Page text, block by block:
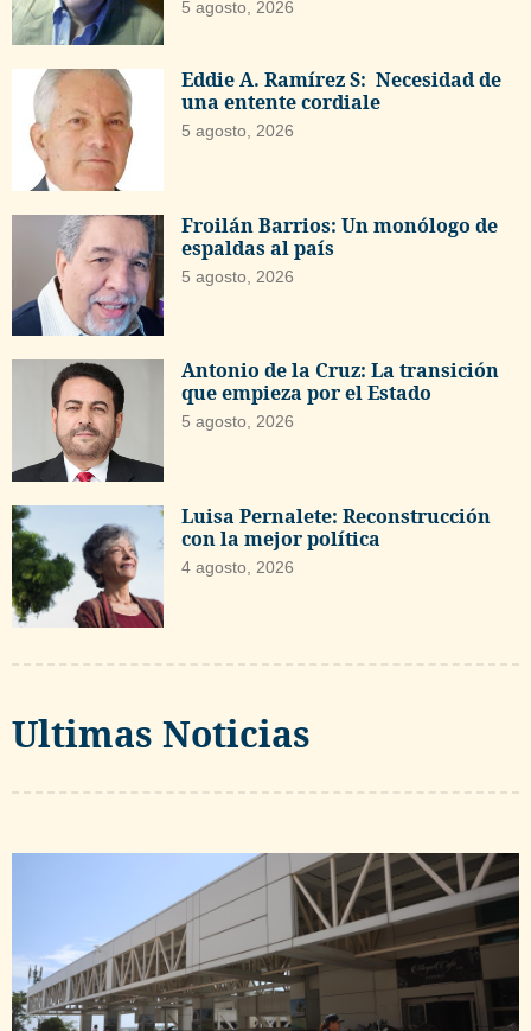
5 agosto, 2026
Eddie A. Ramírez S: Necesidad de
una entente cordiale
5 agosto, 2026
Froilán Barrios: Un monólogo de
espaldas al país
5 agosto, 2026
Antonio de la Cruz: La transición
que empieza por el Estado
5 agosto, 2026
Luisa Pernalete: Reconstrucción
con la mejor política
4 agosto, 2026
Ultimas Noticias